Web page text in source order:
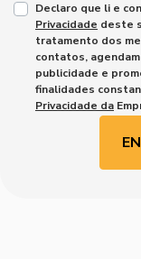
Declaro que li e
Privacidade deste
tratamento dos
contatos,
publicidade e
finalidades
Privacidade da